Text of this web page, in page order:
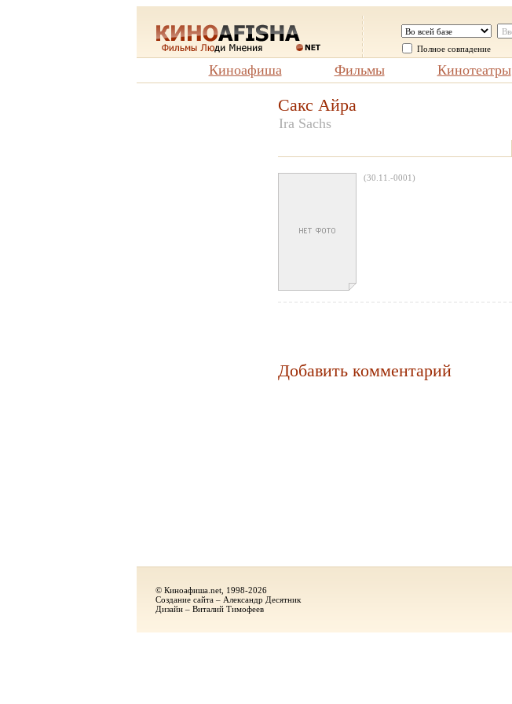
Полное совпадение
Киноафиша Фильмы Кинотеатры
Сакс Айра
Ira Sachs
(30.11.-0001)
Добавить комментарий
© Киноафиша.net, 1998-2026
Создание сайта – Александр Десятник
Дизайн – Виталий Тимофеев